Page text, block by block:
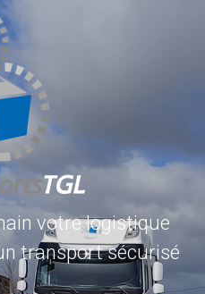
votre logistique
transport sécurisé